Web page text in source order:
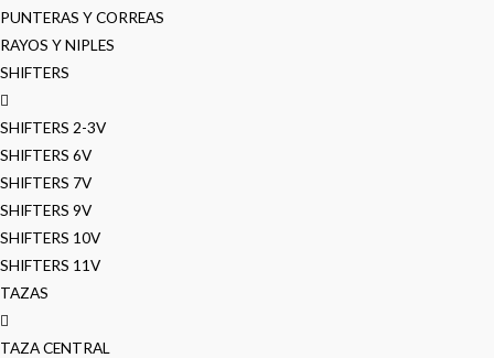
PUNTERAS Y CORREAS
RAYOS Y NIPLES
SHIFTERS
SHIFTERS 2-3V
SHIFTERS 6V
SHIFTERS 7V
SHIFTERS 9V
SHIFTERS 10V
SHIFTERS 11V
TAZAS
TAZA CENTRAL